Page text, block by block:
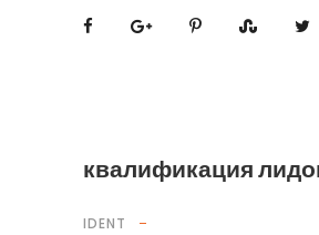
квалификация
IDENT